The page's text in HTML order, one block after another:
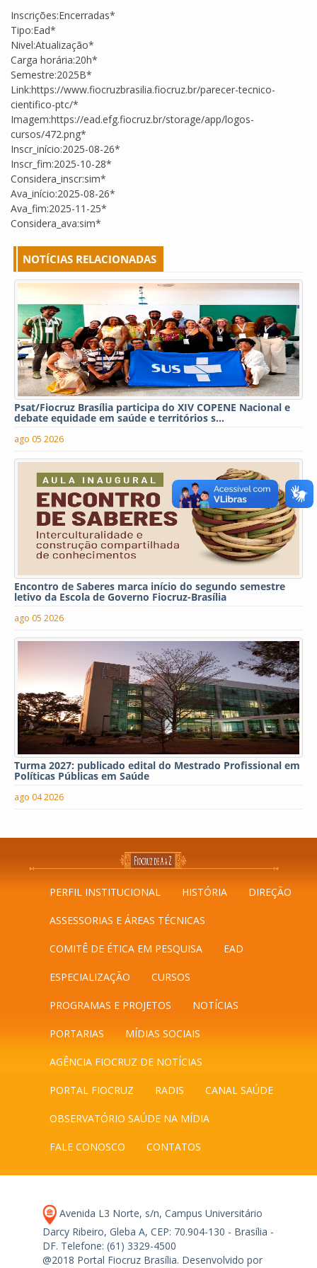
Inscrições:Encerradas*
Tipo:Ead*
Nivel:Atualização*
Carga horária:20h*
Semestre:2025B*
Link:https://www.fiocruzbrasilia.fiocruz.br/parecer-tecnico-
cientifico-ptc/*
Imagem:https://ead.efg.fiocruz.br/storage/app/logos-
cursos/472.png*
Inscr_início:2025-08-26*
Inscr_fim:2025-10-28*
Considera_inscr:sim*
Ava_início:2025-08-26*
Ava_fim:2025-11-25*
Considera_ava:sim*
NOTÍCIAS RELACIONADAS
Psat/Fiocruz Brasília participa do XIV COPENE Nacional e
debate equidade em saúde e territórios s...
ago 05 2026
Encontro de Saberes marca início do segundo semestre
letivo da Escola de Governo Fiocruz-Brasília
ago 05 2026
Turma 2027: publicado edital do Mestrado Profissional em
Políticas Públicas em Saúde
ago 04 2026
PERFIL INSTITUCIONAL HISTÓRIA DIREÇÃO
ASSESSORIAS E ÁREAS TÉCNICAS
COMITÊ DE ÉTICA EM PESQUISA EAD
ESPECIALIZAÇÃO CURSOS
PROGRAMAS E PROJETOS NOTÍCIAS
PORTARIAS MÍDIAS SOCIAIS
AGÊNCIA FIOCRUZ DE NOTÍCIAS
PORTAL FIOCRUZ RADIS CANAL SAÚDE
OBSERVATÓRIO SAÚDE NA MÍDIA
FALE CONOSCO CONTATOS
Avenida L3 Norte, s/n, Campus Universitário
Darcy Ribeiro, Gleba A, CEP: 70.904-130 - Brasília -
DF. Telefone: (61) 3329-4500
@2018 Portal Fiocruz Brasília. Desenvolvido por